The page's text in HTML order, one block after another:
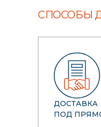
СПОСОБЫ
ДОСТАВКА
ПОД